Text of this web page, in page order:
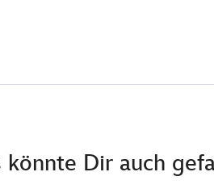
könnte Dir auch